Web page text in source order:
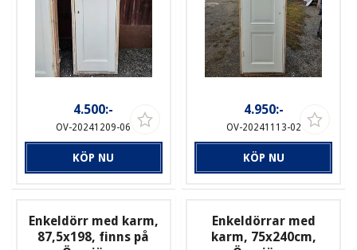
4.500:-
OV-20241209-06
KÖP NU
4.950:-
OV-20241113-02
KÖP NU
Enkeldörr med karm,
87,5x198, finns på
Enkeldörrar med
karm, 75x240cm,